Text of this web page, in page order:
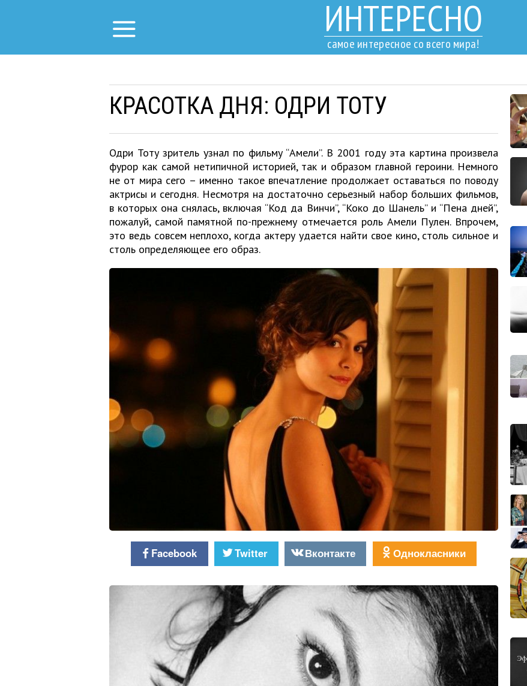
ИНТЕРЕСНО
самое интересное со всего мира!
КРАСОТКА ДНЯ: ОДРИ ТОТУ
Одри Тоту зритель узнал по фильму “Амели”. В 2001 году эта картина произвела
фурор как самой нетипичной историей, так и образом главной героини. Немного
не от мира сего – именно такое впечатление продолжает оставаться по поводу
актрисы и сегодня. Несмотря на достаточно серьезный набор больших фильмов,
в которых она снялась, включая “Код да Винчи”, “Коко до Шанель” и “Пена дней”,
пожалуй, самой памятной по-прежнему отмечается роль Амели Пулен. Впрочем,
это ведь совсем неплохо, когда актеру удается найти свое кино, столь сильное и
столь определяющее его образ.
Facebook Twitter Вконтакте Однокласники